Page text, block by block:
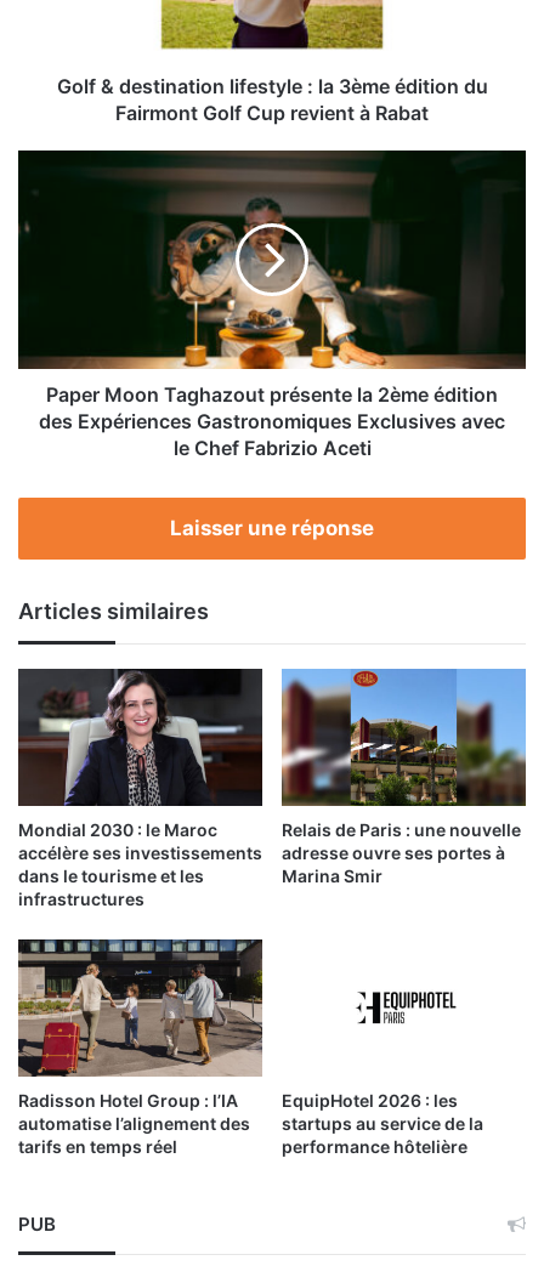
Golf & destination lifestyle : la 3ème édition du
Fairmont Golf Cup revient à Rabat
présente
Gastronomiques
Exclusives
avec
Paper Moon Taghazout présente la 2ème édition
des Expériences Gastronomiques Exclusives avec
le Chef Fabrizio Aceti
Laisser une réponse
Articles similaires
Mondial 2030 : le Maroc
accélère ses investissements
dans le tourisme et les
infrastructures
Relais de Paris : une nouvelle
adresse ouvre ses portes à
Marina Smir
Radisson Hotel Group : l’IA
automatise l’alignement des
tarifs en temps réel
EquipHotel 2026 : les
startups au service de la
performance hôtelière
PUB